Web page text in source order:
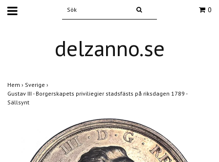
0
delzanno.se
Hem › Sverige ›
Gustav III - Borgerskapets priviliegier stadsfästs på riksdagen 1789 -
Sällsynt